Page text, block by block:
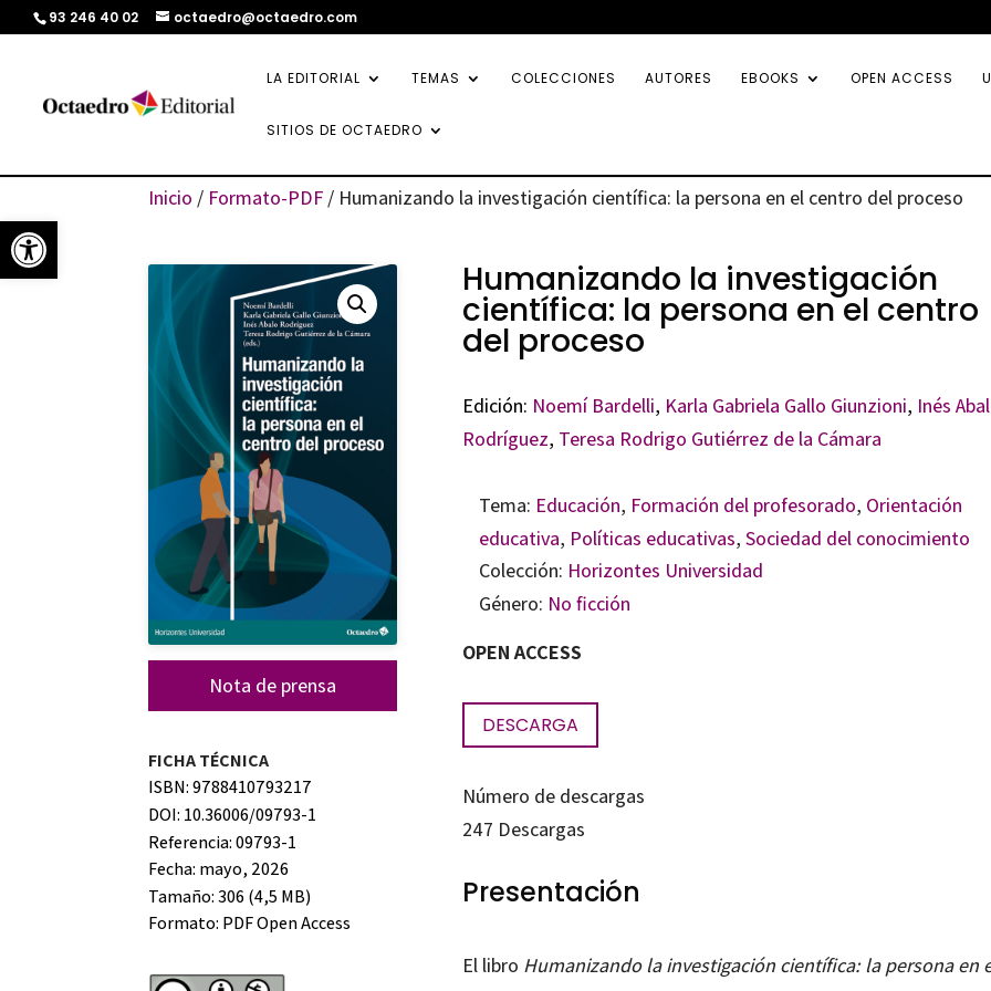
Abrir barra de herramientas
93 246 40 02 octaedro@octaedro.com
LA EDITORIAL TEMAS COLECCIONES AUTORES EBOOKS OPEN ACCESS
SITIOS DE OCTAEDRO
Inicio / Formato-PDF / Humanizando la investigación científica: la persona en el centro del proceso
Nota de prensa
FICHA TÉCNICA
ISBN: 9788410793217
DOI: 10.36006/09793-1
Referencia: 09793-1
Fecha: mayo, 2026
Tamaño: 306 (4,5 MB)
Formato: PDF Open Access
Humanizando la investigación
científica: la persona en el centro
del proceso
Edición: Noemí Bardelli, Karla Gabriela Gallo Giunzioni, Inés
Rodríguez, Teresa Rodrigo Gutiérrez de la Cámara
Tema: Educación, Formación del profesorado, Orientación
educativa, Políticas educativas, Sociedad del conocimiento
Colección: Horizontes Universidad
Género: No ficción
OPEN ACCESS
DESCARGA
Número de descargas
247 Descargas
Presentación
El libro Humanizando la investigación científica: la persona en